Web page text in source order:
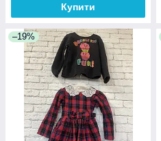
Купити
–19%